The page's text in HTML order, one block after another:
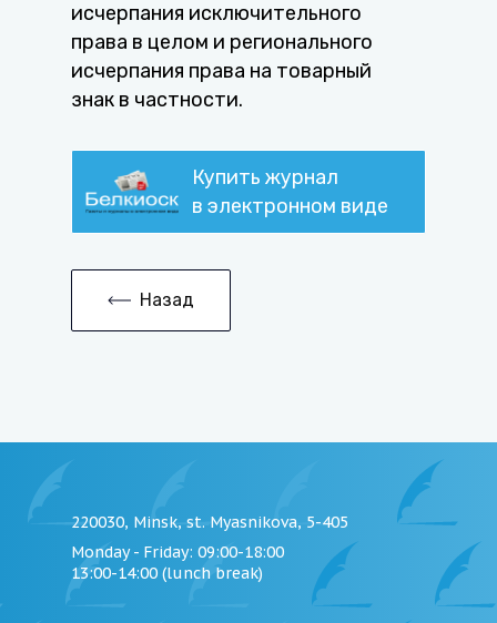
исчерпания исключительного
права в целом и регионального
исчерпания права на товарный
знак в частности.
Купить журнал
в электронном виде
Назад
220030, Minsk, st. Myasnikova, 5-405
Monday - Friday: 09:00-18:00
13:00-14:00 (lunch break)